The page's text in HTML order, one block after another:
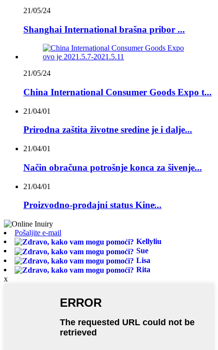
21/05/24
Shanghai International brašna pribor ...
21/05/24
China International Consumer Goods Expo t...
21/04/01
Prirodna zaštita životne sredine je i dalje...
21/04/01
Način obračuna potrošnje konca za šivenje...
21/04/01
Proizvodno-prodajni status Kine̵...
Pošaljite e-mail
Kellyliu
Sue
Lisa
Rita
x